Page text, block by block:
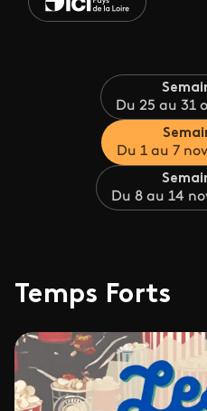
Du 25 au 31
Du 1 au 7
Du 8 au 14
Temps Forts